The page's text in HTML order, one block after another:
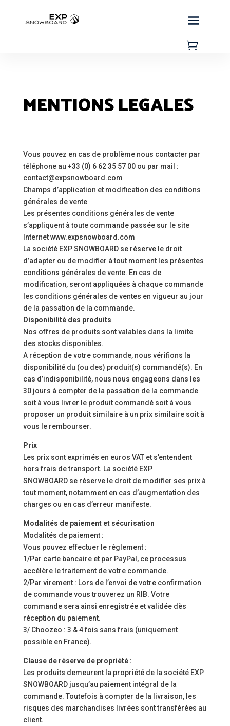

MENTIONS LEGALES
Vous pouvez en cas de problème nous contacter par
téléphone au +33 (0) 6 62 35 57 00 ou par mail :
contact@expsnowboard.com
Champs d’application et modification des conditions
générales de vente
Les présentes conditions générales de vente
s’appliquent à toute commande passée sur le site
Internet www.expsnowboard.com
La société EXP SNOWBOARD se réserve le droit
d’adapter ou de modifier à tout moment les présentes
conditions générales de vente. En cas de
modification, seront appliquées à chaque commande
les conditions générales de ventes en vigueur au jour
de la passation de la commande.
Disponibilité des produits
Nos offres de produits sont valables dans la limite
des stocks disponibles.
A réception de votre commande, nous vérifions la
disponibilité du (ou des) produit(s) commandé(s). En
cas d’indisponibilité, nous nous engageons dans les
30 jours à compter de la passation de la commande
soit à vous livrer le produit commandé soit à vous
proposer un produit similaire à un prix similaire soit à
vous le rembourser.
Prix
Les prix sont exprimés en euros VAT et s’entendent
hors frais de transport. La société EXP
SNOWBOARD se réserve le droit de modifier ses prix à
tout moment, notamment en cas d’augmentation des
charges ou en cas d’erreur manifeste.
Modalités de paiement et sécurisation
Modalités de paiement :
Vous pouvez effectuer le règlement :
1/Par carte bancaire et par PayPal, ce processus
accélère le traitement de votre commande.
2/Par virement : Lors de l’envoi de votre confirmation
de commande vous trouverez un RIB. Votre
commande sera ainsi enregistrée et validée dès
réception du paiement.
3/ Choozeo : 3 & 4 fois sans frais (uniquement
possible en France).
Clause de réserve de propriété :
Les produits demeurent la propriété de la société EXP
SNOWBOARD jusqu’au paiement intégral de la
commande. Toutefois à compter de la livraison, les
risques des marchandises livrées sont transférées au
client.